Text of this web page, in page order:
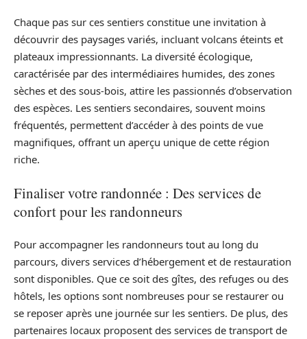
Chaque pas sur ces sentiers constitue une invitation à
découvrir des paysages variés, incluant volcans éteints et
plateaux impressionnants. La diversité écologique,
caractérisée par des intermédiaires humides, des zones
sèches et des sous-bois, attire les passionnés d’observation
des espèces. Les sentiers secondaires, souvent moins
fréquentés, permettent d’accéder à des points de vue
magnifiques, offrant un aperçu unique de cette région
riche.
Finaliser votre randonnée : Des services de
confort pour les randonneurs
Pour accompagner les randonneurs tout au long du
parcours, divers services d’hébergement et de restauration
sont disponibles. Que ce soit des gîtes, des refuges ou des
hôtels, les options sont nombreuses pour se restaurer ou
se reposer après une journée sur les sentiers. De plus, des
partenaires locaux proposent des services de transport de